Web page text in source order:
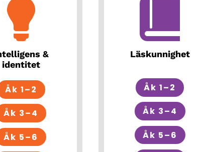
&
identitet
Åk 1–2
Åk 3–4
Åk 5–6
Läskunnighet
Åk 1–2
Åk 3–4
Åk 5–6